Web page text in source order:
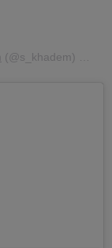
(@s_khadem) le